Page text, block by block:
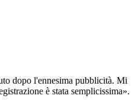
dopo l'ennesima pubblicità. Mi
è stata semplicissima».